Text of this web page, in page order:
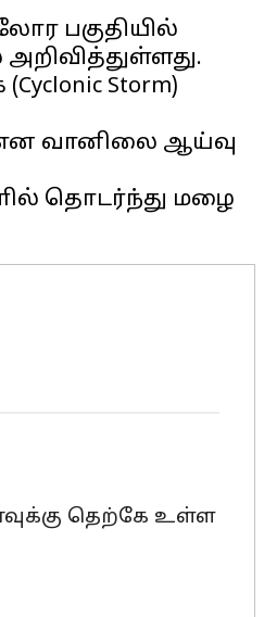
பகுதியில்
Storm)
வானிலை ஆய்வு
தொடர்ந்து மழை
தெற்கே உள்ள